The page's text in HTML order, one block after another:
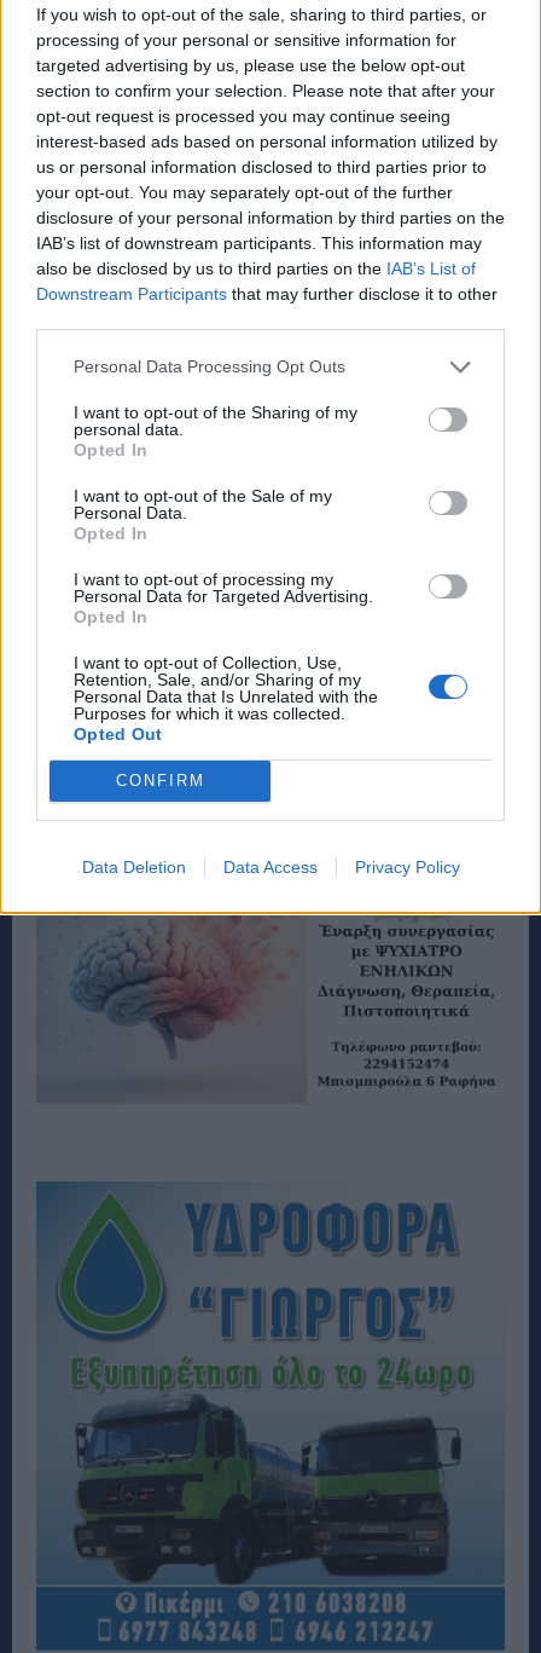
If you wish to opt-out of the sale, sharing to third parties, or
processing of your personal or sensitive information for
targeted advertising by us, please use the below opt-out
section to confirm your selection. Please note that after your
opt-out request is processed you may continue seeing
interest-based ads based on personal information utilized by
us or personal information disclosed to third parties prior to
your opt-out. You may separately opt-out of the further
disclosure of your personal information by third parties on the
IAB’s list of downstream participants. This information may
also be disclosed by us to third parties on the IAB’s List of
Downstream Participants that may further disclose it to other
Personal Data Processing Opt Outs
I want to opt-out of the Sharing of my
personal data.
Opted In
I want to opt-out of the Sale of my
Personal Data.
Opted In
I want to opt-out of processing my
Personal Data for Targeted Advertising.
Opted In
I want to opt-out of Collection, Use,
Retention, Sale, and/or Sharing of my
Personal Data that Is Unrelated with the
Purposes for which it was collected.
Opted Out
CONFIRM
Data Deletion Data Access Privacy Policy